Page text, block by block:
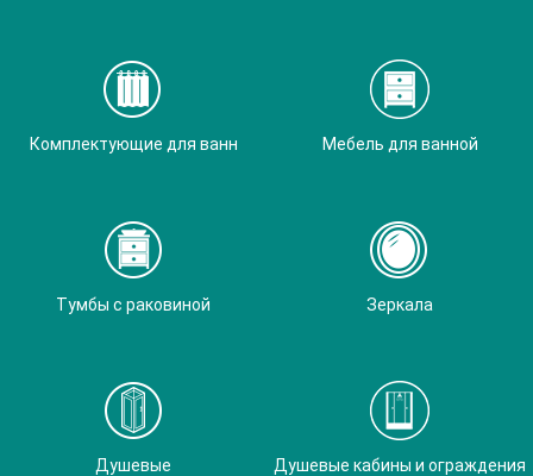
Комплектующие для ванн Мебель для ванной
Тумбы с раковиной Зеркала
Душевые
Душевые кабины и ограждения